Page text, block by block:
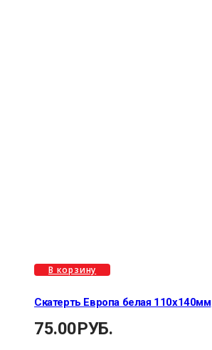
В корзину
Скатерть Европа белая 110х140мм
75.00РУБ.